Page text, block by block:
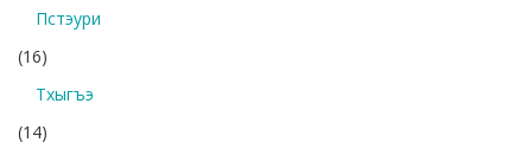
Пстэури
(16)
Тхыгъэ
(14)